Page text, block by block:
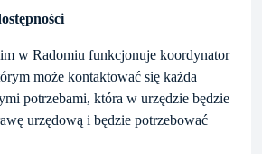
w Radomiu funkcjonuje koordynator
może kontaktować się każda
potrzebami, która w urzędzie będzie
urzędową i będzie potrzebować